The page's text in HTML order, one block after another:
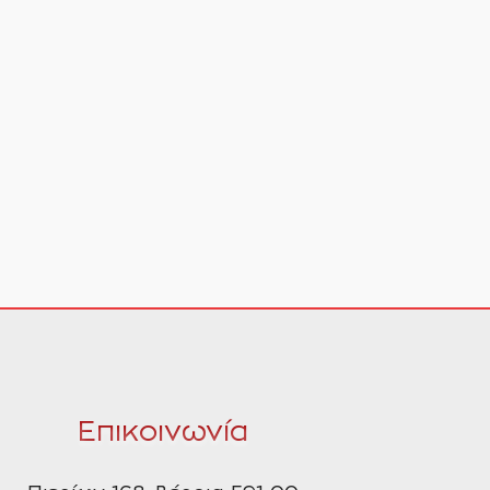
Επικοινωνία